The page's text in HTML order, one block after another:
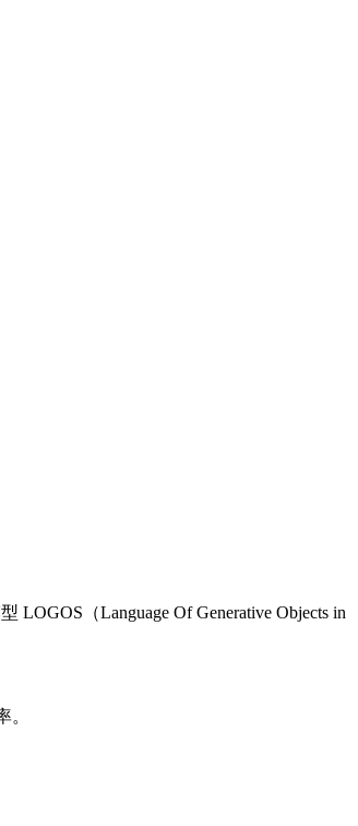
（Language Of Generative Objects in
。